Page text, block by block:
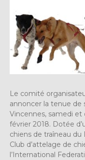
Le comité
annoncer la tenue de
Vincennes, samedi et
février 2018. Dotée
chiens de traîneau
Club d’attelage de
l’International